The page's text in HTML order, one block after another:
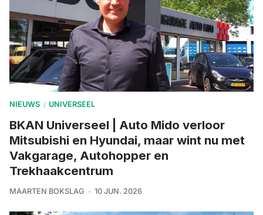
NIEUWS / UNIVERSEEL
BKAN Universeel | Auto Mido verloor
Mitsubishi en Hyundai, maar wint nu met
Vakgarage, Autohopper en
Trekhaakcentrum
MAARTEN BOKSLAG 10 JUN. 2026